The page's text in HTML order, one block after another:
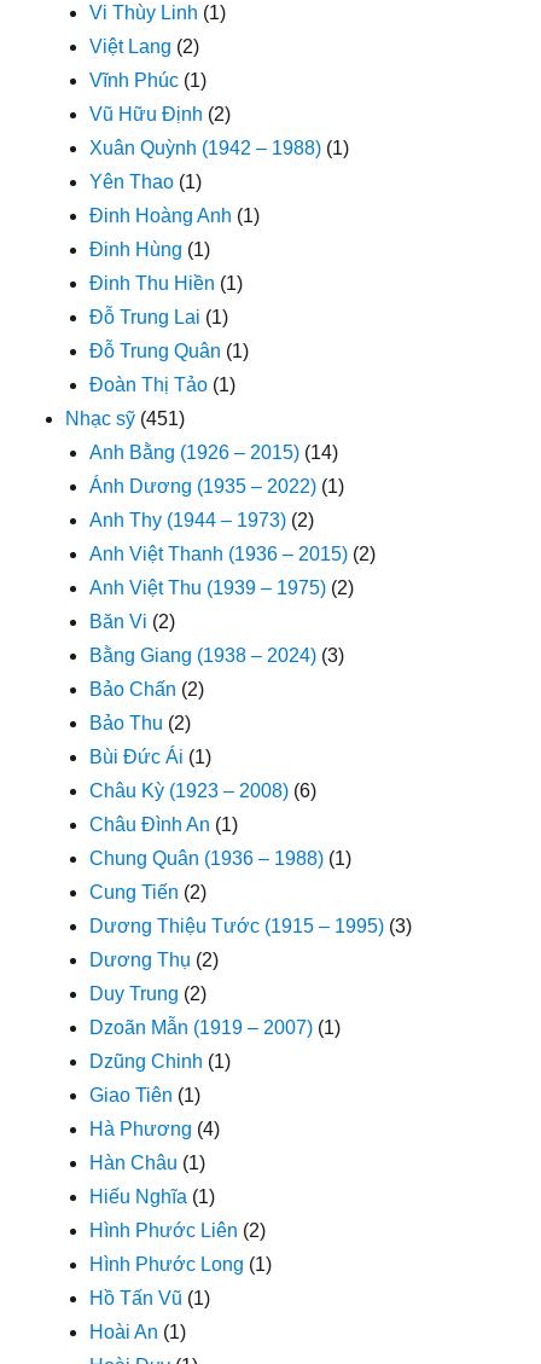
Vi Thùy Linh (1)
Việt Lang (2)
Vĩnh Phúc (1)
Vũ Hữu Định (2)
Xuân Quỳnh (1942 – 1988) (1)
Yên Thao (1)
Đinh Hoàng Anh (1)
Đinh Hùng (1)
Đinh Thu Hiền (1)
Đỗ Trung Lai (1)
Đỗ Trung Quân (1)
Đoàn Thị Tảo (1)
Nhạc sỹ (451)
Anh Bằng (1926 – 2015) (14)
Ánh Dương (1935 – 2022) (1)
Anh Thy (1944 – 1973) (2)
Anh Việt Thanh (1936 – 2015) (2)
Anh Việt Thu (1939 – 1975) (2)
Băn Vi (2)
Bằng Giang (1938 – 2024) (3)
Bảo Chấn (2)
Bảo Thu (2)
Bùi Đức Ái (1)
Châu Kỳ (1923 – 2008) (6)
Châu Đình An (1)
Chung Quân (1936 – 1988) (1)
Cung Tiến (2)
Dương Thiệu Tước (1915 – 1995) (3)
Dương Thụ (2)
Duy Trung (2)
Dzoãn Mẫn (1919 – 2007) (1)
Dzũng Chinh (1)
Giao Tiên (1)
Hà Phương (4)
Hàn Châu (1)
Hiếu Nghĩa (1)
Hình Phước Liên (2)
Hình Phước Long (1)
Hồ Tấn Vũ (1)
Hoài An (1)